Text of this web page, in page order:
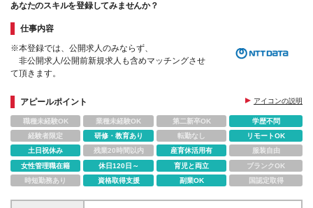
あなたのスキルを登録してみませんか？
仕事内容
※本登録では、公開求人のみならず、
非公開求人/公開前新規求人も含めマッチングさせ
て頂きます。
アピールポイント アイコンの説明
職種未経験OK 業種未経験OK 第二新卒OK
学歴不問
経験者限定
研修・教育あり 転勤なし
リモートOK
土日祝休み
残業20時間以内 産育休活用有
服装自由
女性管理職在籍
休日120日～ 育児と両立
ブランクOK
時短勤務あり
資格取得支援 副業OK 国認定取得